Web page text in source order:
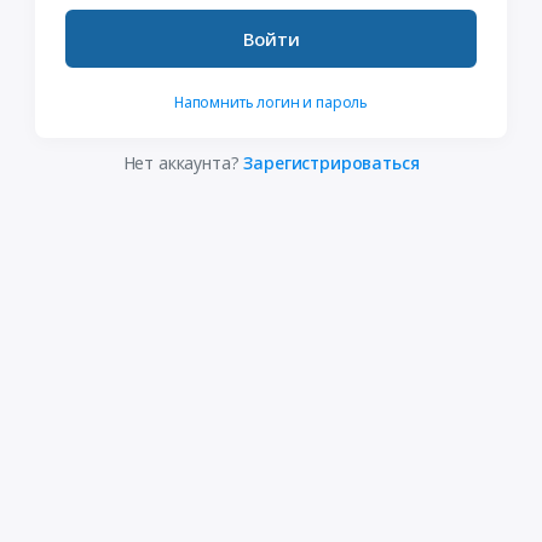
Войти
Напомнить логин и пароль
Нет аккаунта?Зарегистрироваться